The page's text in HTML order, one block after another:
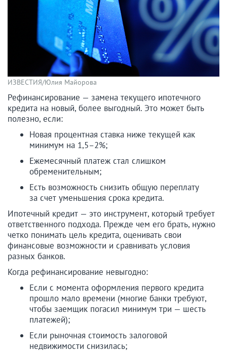
ИЗВЕСТИЯ/Юлия Майорова
Рефинансирование — замена текущего ипотечного
кредита на новый, более выгодный. Это может быть
полезно, если:
Новая процентная ставка ниже текущей как
минимум на 1,5–2%;
Ежемесячный платеж стал слишком
обременительным;
Есть возможность снизить общую переплату
за счет уменьшения срока кредита.
Ипотечный кредит — это инструмент, который требует
ответственного подхода. Прежде чем его брать, нужно
четко понимать цель кредита, оценивать свои
финансовые возможности и сравнивать условия
разных банков.
Когда рефинансирование невыгодно:
Если с момента оформления первого кредита
прошло мало времени (многие банки требуют,
чтобы заемщик погасил минимум три — шесть
платежей);
Если рыночная стоимость залоговой
недвижимости снизилась;